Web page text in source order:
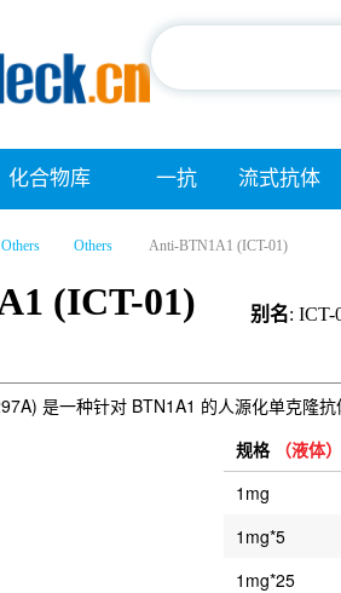
化合物库 一抗 流式抗体
Others Others Anti-BTN1A1 (ICT-01)
(ICT-01) 别名: ICT-
是一种针对 BTN1A1 的人源化单克隆
规格 （液体）
1mg
1mg*5
1mg*25